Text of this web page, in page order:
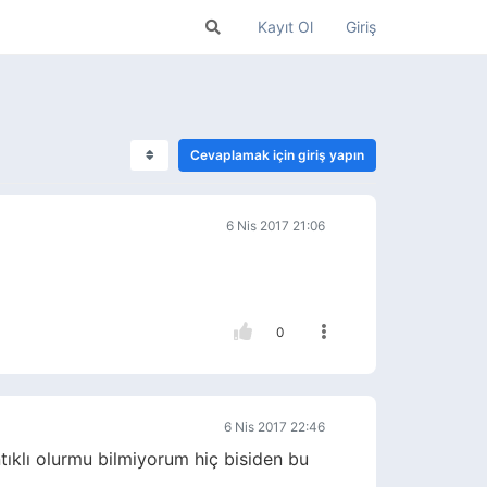
Kayıt Ol Giriş
Cevaplamak için giriş yapın
6 Nis 2017 21:06
0
6 Nis 2017 22:46
olurmu bilmiyorum hiç bisiden bu